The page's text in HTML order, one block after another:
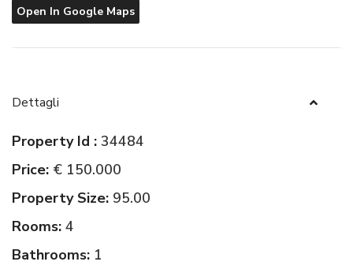
Open In Google Maps
Dettagli
Property Id : 34484
Price: € 150.000
Property Size: 95.00
Rooms: 4
Bathrooms: 1